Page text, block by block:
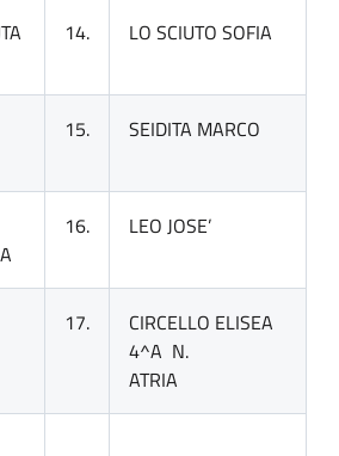
14. LO SCIUTO SOFIA
15. SEIDITA MARCO
16. LEO JOSE’
17.
CIRCELLO ELISEA
4^A N.
ATRIA